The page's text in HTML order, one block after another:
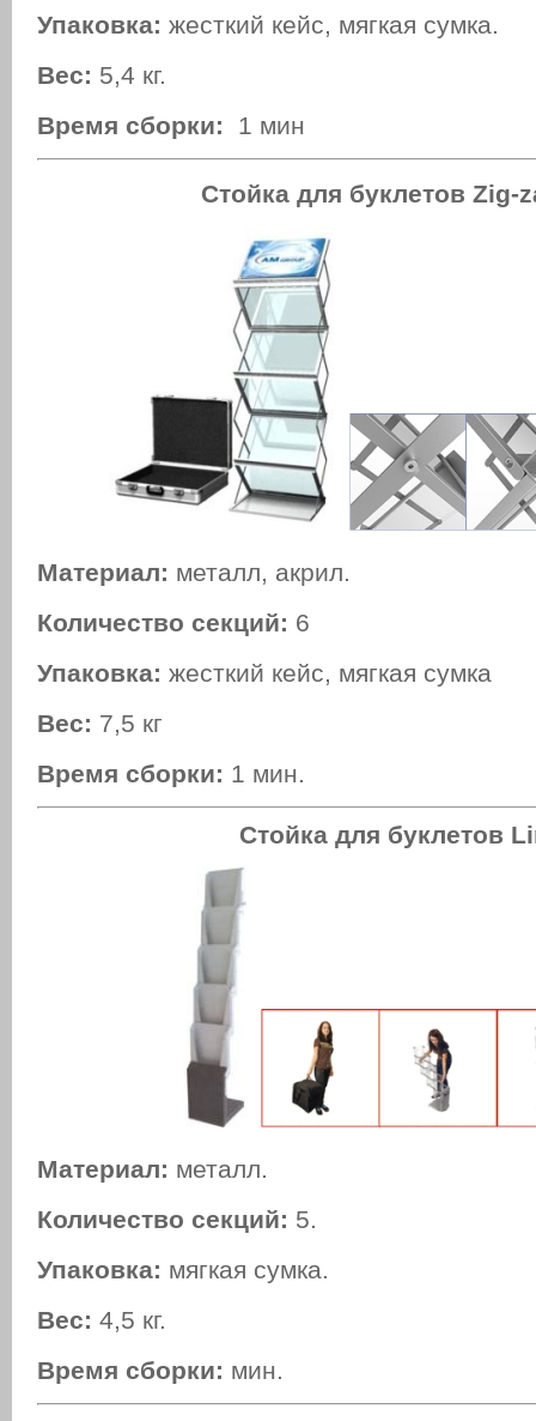
Упаковка: жесткий кейс, мягкая сумка.
Вес: 5,4 кг.
Время сборки: 1 мин
Стойка для буклетов Zig-
Материал: металл, акрил.
Количество секций: 6
Упаковка: жесткий кейс, мягкая сумка
Вес: 7,5 кг
Время сборки: 1 мин.
Стойка для буклетов
Материал: металл.
Количество секций: 5.
Упаковка: мягкая сумка.
Вес: 4,5 кг.
Время сборки: мин.